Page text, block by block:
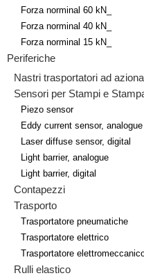
Forza norminal 60 kN_
Forza norminal 40 kN_
Forza norminal 15 kN_
Periferiche
Nastri trasportatori ad
Sensori per Stampi e
Piezo sensor
Eddy current sensor, analogue
Laser diffuse sensor, digital
Light barrier, analogue
Light barrier, digital
Contapezzi
Trasporto
Trasportatore pneumatiche
Trasportatore elettrico
Trasportatore
Rulli elastico